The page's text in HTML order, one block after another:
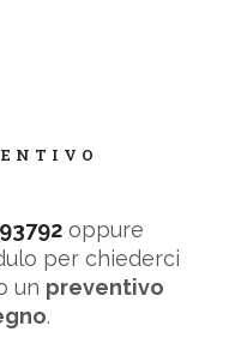
oppure
per chiederci
un preventivo
.